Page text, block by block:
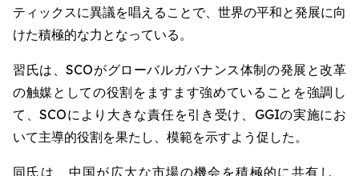
ティックスに異議を唱えることで、世界の平和と発展に向
けた積極的な力となっている。
習氏は、SCOがグローバルガバナンス体制の発展と改革
の触媒としての役割をますます強めていることを強調し
て、SCOにより大きな責任を引き受け、GGIの実施にお
いて主導的役割を果たし、模範を示すよう促した。
同氏は、中国が広大な市場の機会を積極的に共有し、